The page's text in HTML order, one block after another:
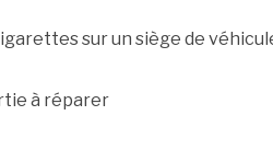
sur un siège de
à réparer